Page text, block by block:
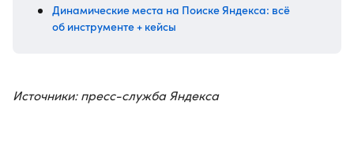
Динамические места на Поиске Яндекса: всё
об инструменте + кейсы
Источники: пресс-служба Яндекса